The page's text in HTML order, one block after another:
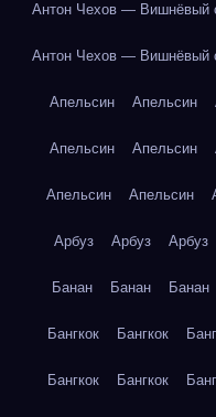
Антон Чехов — Вишнёвый
Антон Чехов — Вишнёвый
Апельсин Апельсин
Апельсин Апельсин
Апельсин Апельсин
Арбуз Арбуз Арбуз
Банан Банан Банан
Бангкок Бангкок
Бангкок Бангкок